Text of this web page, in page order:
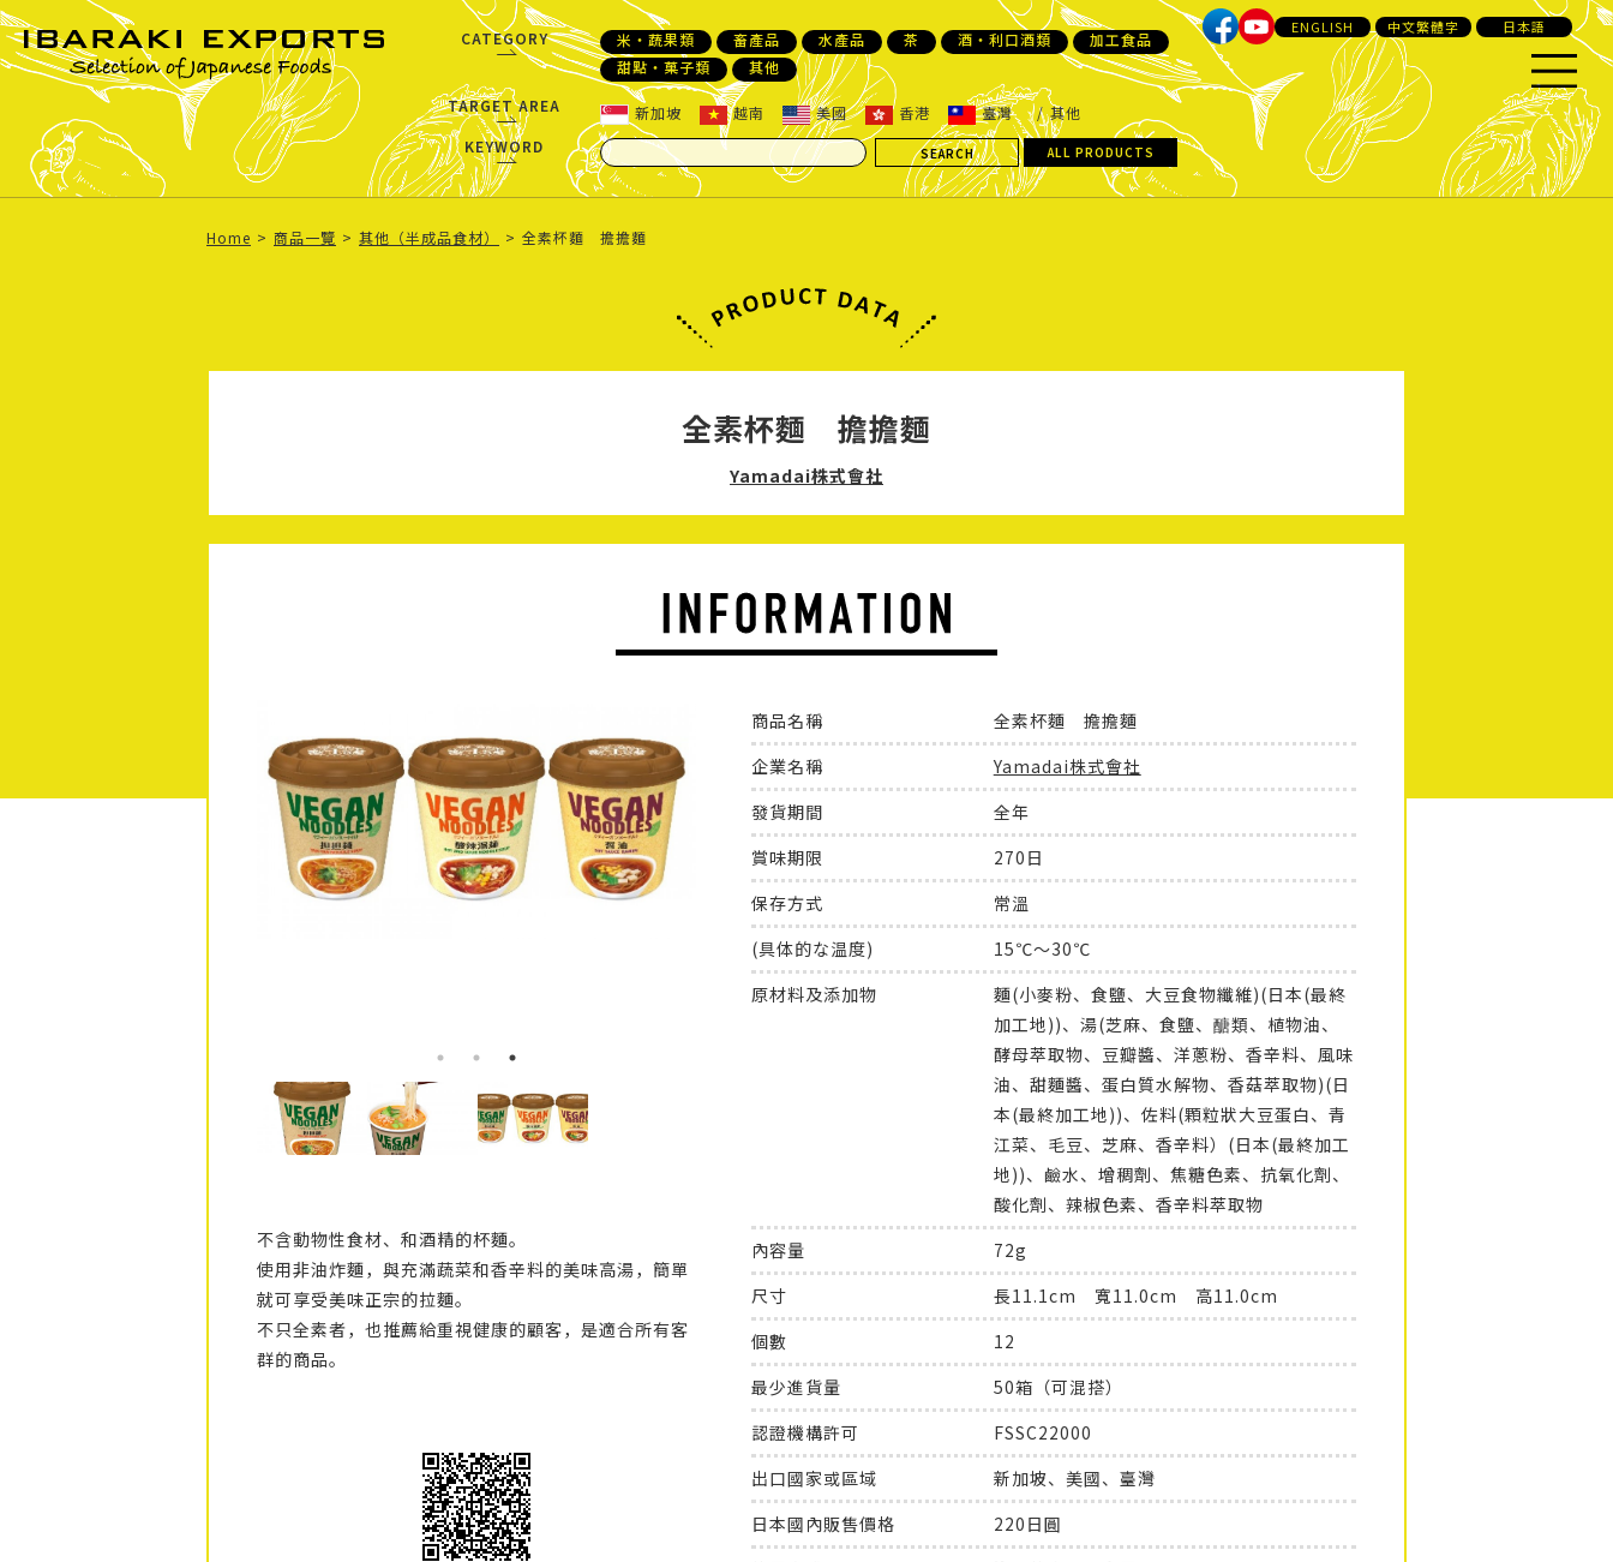
CATEGORY 米・蔬果類 畜產品 水產品 茶 酒・利口酒類
加工食品
甜點・菓子類
其他
TARGET AREA
新加坡 越南 美國 香港 臺灣
其他
KEYWORD
ALL PRODUCTS
ENGLISH 中文繁體字 日本語
Home 商品一覽 其他（半成品食材） 全素杯麵 擔擔麵
全素杯麵 擔擔麵
Yamadai株式會社
不含動物性食材、和酒精的杯麵。
使用非油炸麵，與充滿蔬菜和香辛料的美味高湯，簡單
就可享受美味正宗的拉麵。
不只全素者，也推薦給重視健康的顧客，是適合所有客
群的商品。
商品名稱
全素杯麵 擔擔麵
企業名稱
Yamadai株式會社
發貨期間
全年
賞味期限
270日
保存方式
常溫
(具体的な温度)
15℃～30℃
原材料及添加物
麵(小麥粉、食鹽、大豆食物纖維)(日本(最終
加工地))、湯(芝麻、食鹽、醣類、植物油、
酵母萃取物、豆瓣醬、洋蔥粉、香辛料、風味
油、甜麵醬、蛋白質水解物、香菇萃取物)(日
本(最終加工地))、佐料(顆粒狀大豆蛋白、青
江菜、毛豆、芝麻、香辛料）(日本(最終加工
地))、鹼水、增稠劑、焦糖色素、抗氧化劑、
酸化劑、辣椒色素、香辛料萃取物
內容量
72g
尺寸
長11.1cm 寬11.0cm 高11.0cm
個數
12
最少進貨量
50箱（可混搭）
認證機構許可
FSSC22000
出口國家或區域
新加坡、美國、臺灣
日本國內販售價格
220日圓